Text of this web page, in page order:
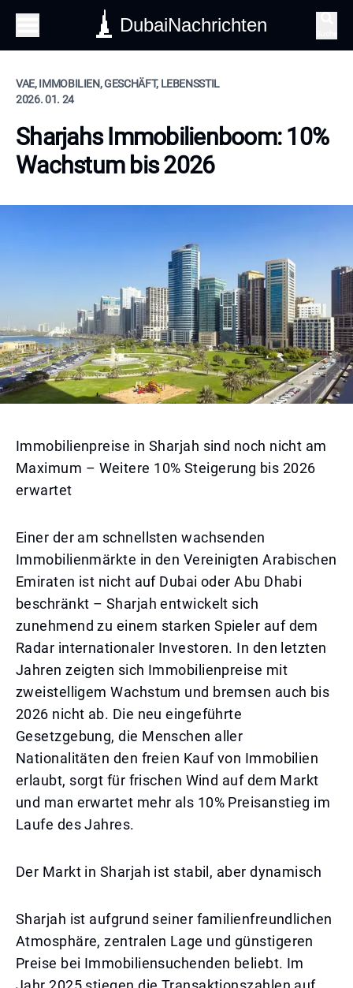
DubaiNachrichten
VAE, IMMOBILIEN, GESCHÄFT, LEBENSSTIL
2026. 01. 24
Sharjahs Immobilienboom: 10%
Wachstum bis 2026
Immobilienpreise in Sharjah sind noch nicht am
Maximum – Weitere 10% Steigerung bis 2026
erwartet
Einer der am schnellsten wachsenden
Immobilienmärkte in den Vereinigten Arabischen
Emiraten ist nicht auf Dubai oder Abu Dhabi
beschränkt – Sharjah entwickelt sich
zunehmend zu einem starken Spieler auf dem
Radar internationaler Investoren. In den letzten
Jahren zeigten sich Immobilienpreise mit
zweistelligem Wachstum und bremsen auch bis
2026 nicht ab. Die neu eingeführte
Gesetzgebung, die Menschen aller
Nationalitäten den freien Kauf von Immobilien
erlaubt, sorgt für frischen Wind auf dem Markt
und man erwartet mehr als 10% Preisanstieg im
Laufe des Jahres.
Der Markt in Sharjah ist stabil, aber dynamisch
Sharjah ist aufgrund seiner familienfreundlichen
Atmosphäre, zentralen Lage und günstigeren
Preise bei Immobiliensuchenden beliebt. Im